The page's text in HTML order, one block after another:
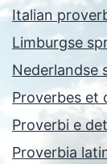
Italian
Limburgse
Nederlandse
Proverbes et
Proverbi e
Proverbia